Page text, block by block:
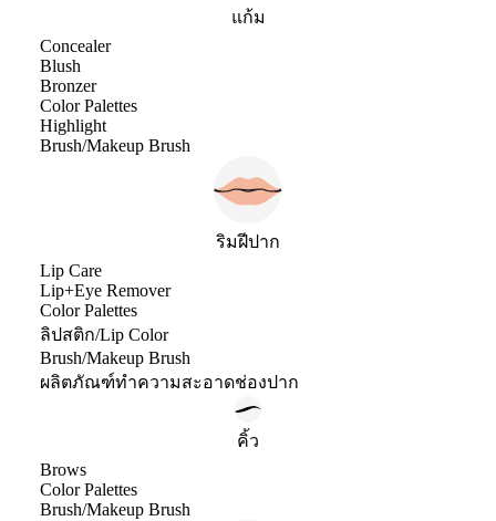
แก้ม
Concealer
Blush
Bronzer
Color Palettes
Highlight
Brush/Makeup Brush
ริมฝีปาก
Lip Care
Lip+Eye Remover
Color Palettes
ลิปสติก/Lip Color
Brush/Makeup Brush
ผลิตภัณฑ์ทำความสะอาดช่องปาก
คิ้ว
Brows
Color Palettes
Brush/Makeup Brush